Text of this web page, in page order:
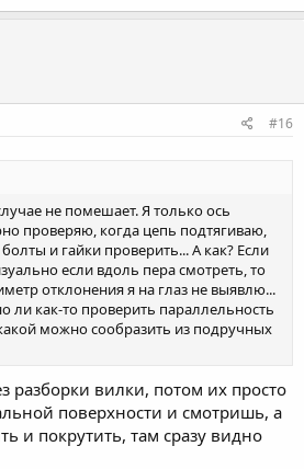
#16
не помешает. Я только ось
проверяю, когда цепь подтягиваю,
и гайки проверить... А как? Если
если вдоль пера смотреть, то
отклонения я на глаз не выявлю...
ли как-то проверить параллельность
можно сообразить из подручных
разборки вилки, потом их просто
поверхности и смотришь, а
и покрутить, там сразу видно